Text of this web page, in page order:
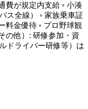
費が規定内支給 ◦ 小湊
ス全線） ◦ 家族乗車証
料金優待 ◦ プロ野球観
の他）: 研修参加・資
ドライバー研修等）は